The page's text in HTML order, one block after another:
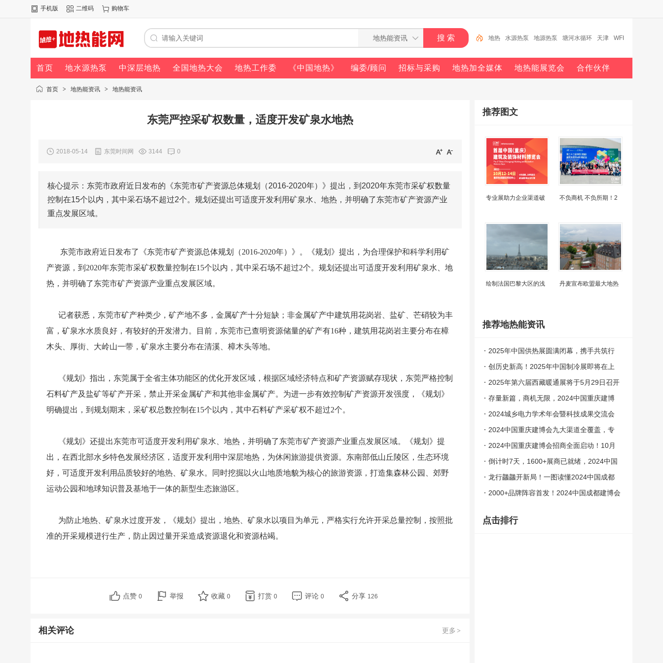
手机版 二维码 购物车
地热 水源热泵 地源热泵 塘河水循环 天津 WFI
信息 医院 地热能 地源热泵行业十强
首页 地水源热泵 中深层地热 全国地热大会 地热工作委 《中国地热》 编委/顾问 招标与采购 地热加全媒体 地热能展览会 合作伙伴
首页 > 地热能资讯 > 地热能资讯
东莞严控采矿权数量，适度开发矿泉水地热
2018-05-14 东莞时间网 3144 0
核心提示：东莞市政府近日发布的《东莞市矿产资源总体规划（2016-2020年）》提出，到2020年东莞市采矿权数量
控制在15个以内，其中采石场不超过2个。规划还提出可适度开发利用矿泉水、地热，并明确了东莞市矿产资源产业
重点发展区域。
东莞市政府近日发布了《东莞市矿产资源总体规划（2016-2020年）》。《规划》提出，为合理保护和科学利用矿
产资源，到2020年东莞市采矿权数量控制在15个以内，其中采石场不超过2个。规划还提出可适度开发利用矿泉水、地
热，并明确了东莞市矿产资源产业重点发展区域。
记者获悉，东莞市矿产种类少，矿产地不多，金属矿产十分短缺；非金属矿产中建筑用花岗岩、盐矿、芒硝较为丰
富，矿泉水水质良好，有较好的开发潜力。目前，东莞市已查明资源储量的矿产有16种，建筑用花岗岩主要分布在樟
木头、厚街、大岭山一带，矿泉水主要分布在清溪、樟木头等地。
《规划》指出，东莞属于全省主体功能区的优化开发区域，根据区域经济特点和矿产资源赋存现状，东莞严格控制
石料矿产及盐矿等矿产开采，禁止开采金属矿产和其他非金属矿产。为进一步有效控制矿产资源开发强度，《规划》
明确提出，到规划期末，采矿权总数控制在15个以内，其中石料矿产采矿权不超过2个。
《规划》还提出东莞市可适度开发利用矿泉水、地热，并明确了东莞市矿产资源产业重点发展区域。《规划》提
出，在西北部水乡特色发展经济区，适度开发利用中深层地热，为休闲旅游提供资源。东南部低山丘陵区，生态环境
好，可适度开发利用品质较好的地热、矿泉水。同时挖掘以火山地质地貌为核心的旅游资源，打造集森林公园、郊野
运动公园和地球知识普及基地于一体的新型生态旅游区。
为防止地热、矿泉水过度开发，《规划》提出，地热、矿泉水以项目为单元，严格实行允许开采总量控制，按照批
准的开采规模进行生产，防止因过量开采造成资源退化和资源枯竭。
点赞 0 举报 收藏 0 打赏 0 评论 0 分享 126
更多 >
相关评论
推荐图文
专业展助力企业渠道破 不负商机 不负所期！2
绘制法国巴黎大区的浅 丹麦宣布欧盟最大地热
推荐地热能资讯
2025年中国供热展圆满闭幕，携手共筑行
业可持续发展
创历史新高！2025年中国制冷展即将在上
海启幕
2025年第六届西藏暖通展将于5月29日召开
存量新篇，商机无限，2024中国重庆建博
会将于下月开展
2024城乡电力学术年会暨科技成果交流会
成功举办
2024中国重庆建博会九大渠道全覆盖，专
业观众特邀中
2024中国重庆建博会招商全面启动！10月
来重庆有点不一样！
倒计时7天，1600+展商已就绪，2024中国
成都建博会邀您莅临！
龙行龘龘开新局！一图读懂2024中国成都
建博会最新亮点！
2000+品牌阵容首发！2024中国成都建博会
点击排行